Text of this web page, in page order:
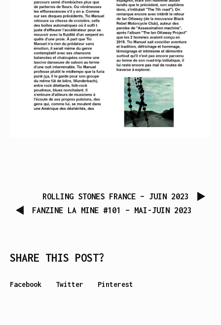
ROLLING STONES FRANCE – JUIN 2023
FANZINE LA MINE #101 – MAI-JUIN 2023
SHARE THIS POST?
Facebook Twitter Pinterest